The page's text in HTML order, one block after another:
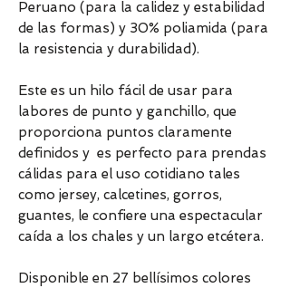
Peruano (para la calidez y estabilidad
de las formas) y 30% poliamida (para
la resistencia y durabilidad).
Este es un hilo fácil de usar para
labores de punto y ganchillo, que
proporciona puntos claramente
definidos y es perfecto para prendas
cálidas para el uso cotidiano tales
como jersey, calcetines, gorros,
guantes, le confiere una espectacular
caída a los chales y un largo etcétera.
Disponible en 27 bellísimos colores